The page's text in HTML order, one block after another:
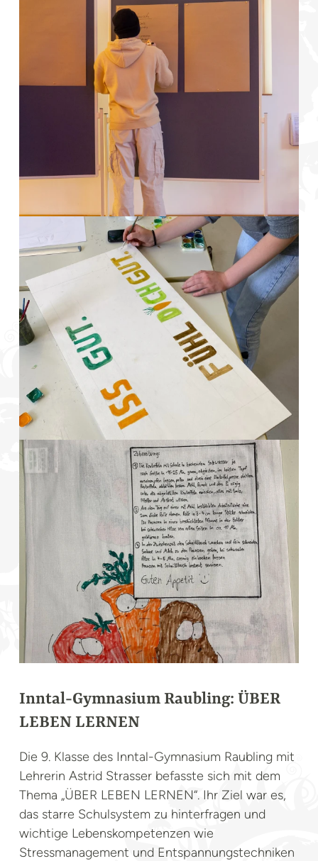
Inntal-Gymnasium Raubling: ÜBER
LEBEN LERNEN
Die 9. Klasse des Inntal-Gymnasium Raubling mit
Lehrerin Astrid Strasser befasste sich mit dem
Thema „ÜBER LEBEN LERNEN“. Ihr Ziel war es,
das starre Schulsystem zu hinterfragen und
wichtige Lebenskompetenzen wie
Stressmanagement und Entspannungstechniken